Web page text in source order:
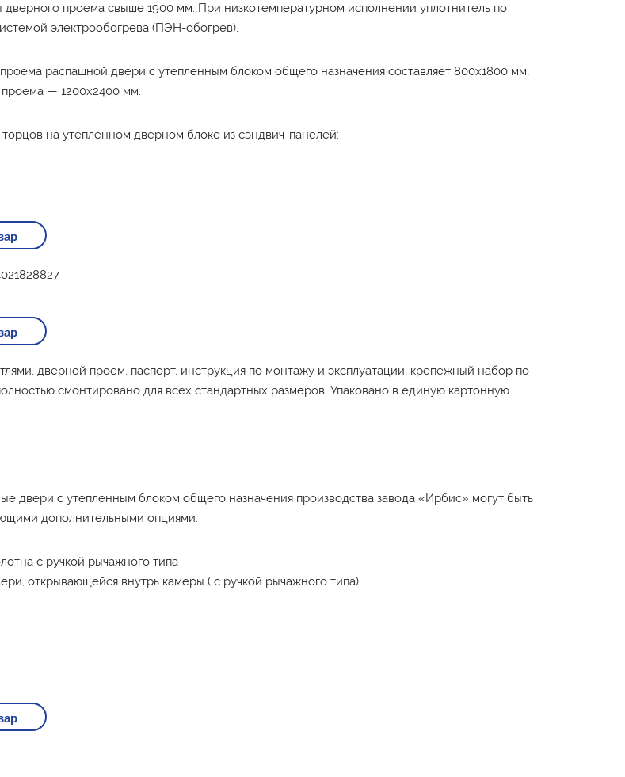
дверного проема свыше 1900 мм. При низкотемпературном исполнении уплотнитель по
электрообогрева (ПЭН-обогрев).
распашной двери с утепленным блоком общего назначения составляет 800х1800 мм,
— 1200х2400 мм.
на утепленном дверном блоке из сэндвич-панелей:
дверной проем, паспорт, инструкция по монтажу и эксплуатации, крепежный набор по
смонтировано для всех стандартных размеров. Упаковано в единую картонную
двери с утепленным блоком общего назначения производства завода «Ирбис» могут быть
дополнительными опциями:
с ручкой рычажного типа
открывающейся внутрь камеры ( с ручкой рычажного типа)